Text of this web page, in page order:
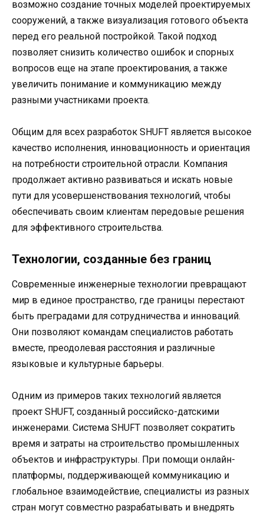
возможно создание точных моделей проектируемых
сооружений, а также визуализация готового объекта
перед его реальной постройкой. Такой подход
позволяет снизить количество ошибок и спорных
вопросов еще на этапе проектирования, а также
увеличить понимание и коммуникацию между
разными участниками проекта.
Общим для всех разработок SHUFT является высокое
качество исполнения, инновационность и ориентация
на потребности строительной отрасли. Компания
продолжает активно развиваться и искать новые
пути для усовершенствования технологий, чтобы
обеспечивать своим клиентам передовые решения
для эффективного строительства.
Технологии, созданные без границ
Современные инженерные технологии превращают
мир в единое пространство, где границы перестают
быть преградами для сотрудничества и инноваций.
Они позволяют командам специалистов работать
вместе, преодолевая расстояния и различные
языковые и культурные барьеры.
Одним из примеров таких технологий является
проект SHUFT, созданный российско-датскими
инженерами. Система SHUFT позволяет сократить
время и затраты на строительство промышленных
объектов и инфраструктуры. При помощи онлайн-
платформы, поддерживающей коммуникацию и
глобальное взаимодействие, специалисты из разных
стран могут совместно разрабатывать и внедрять